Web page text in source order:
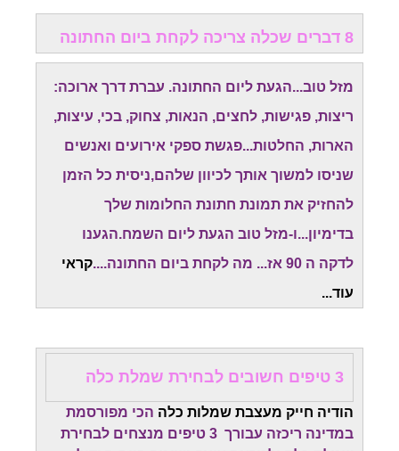
8 דברים שכלה צריכה לקחת ביום החתונה
מזל טוב...הגעת ליום החתונה. עברת דרך ארוכה:
ריצות, פגישות, לחצים, הנאות, צחוק, בכי, עיצות,
הארות, החלטות...פגשת ספקי אירועים ואנשים
שניסו למשוך אותך לכיוון שלהם,ניסית כל הזמן
להחזיק את תמונת חתונת החלומות שלך
בדימיון...ו-מזל טוב הגעת ליום השמח.הגענו
לדקה ה 90 אז... מה לקחת ביום החתונה....
קראי
עוד...
3 טיפים חשובים לבחירת שמלת כלה
הודיה חייק מעצבת שמלות כלה הכי מפורסמת
במדינה ריכזה עבורך 3 טיפים מנצחים לבחירת